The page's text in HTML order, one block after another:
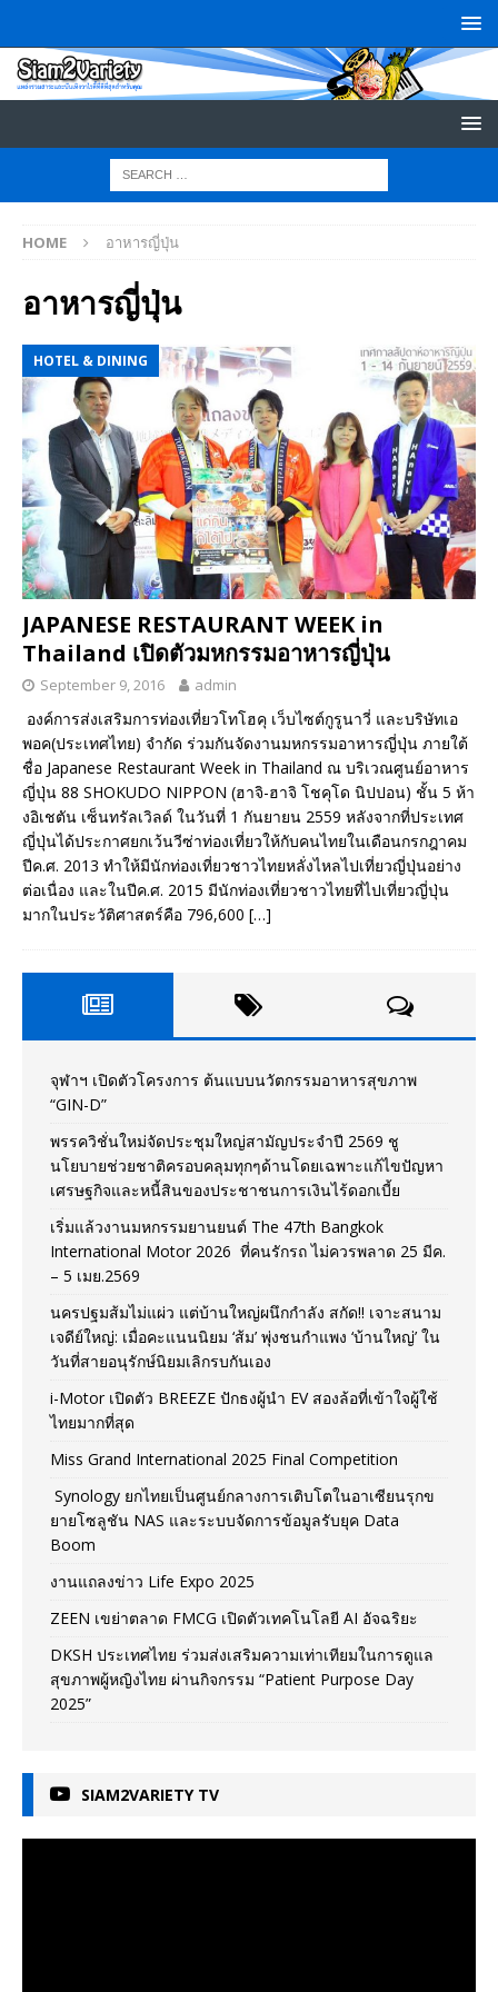
HOME อาหารญี่ปุ่น
อาหารญี่ปุ่น
HOTEL & DINING
JAPANESE RESTAURANT WEEK in
Thailand เปิดตัวมหกรรมอาหารญี่ปุ่น
September 9, 2016 admin
องค์การส่งเสริมการท่องเที่ยวโทโฮคุ เว็บไซต์กูรูนาวี่ และบริษัทเอ
พอค(ประเทศไทย) จำกัด ร่วมกันจัดงานมหกรรมอาหารญี่ปุ่น ภายใต้
ชื่อ Japanese Restaurant Week in Thailand ณ บริเวณศูนย์อาหาร
ญี่ปุ่น 88 SHOKUDO NIPPON (ฮาจิ-ฮาจิ โชคุโด นิปปอน) ชั้น 5 ห้า
งอิเชตัน เซ็นทรัลเวิลด์ ในวันที่ 1 กันยายน 2559 หลังจากที่ประเทศ
ญี่ปุ่นได้ประกาศยกเว้นวีซ่าท่องเที่ยวให้กับคนไทยในเดือนกรกฎาคม
ปีค.ศ. 2013 ทำให้มีนักท่องเที่ยวชาวไทยหลั่งไหลไปเที่ยวญี่ปุ่นอย่าง
ต่อเนื่อง และในปีค.ศ. 2015 มีนักท่องเที่ยวชาวไทยที่ไปเที่ยวญี่ปุ่น
มากในประวัติศาสตร์คือ 796,600 […]
จุฬาฯ เปิดตัวโครงการ ต้นแบบนวัตกรรมอาหารสุขภาพ
“GIN-D”
พรรควิชั่นใหม่จัดประชุมใหญ่สามัญประจำปี 2569 ชู
นโยบายช่วยชาติครอบคลุมทุกๆด้านโดยเฉพาะแก้ไขปัญหา
เศรษฐกิจและหนี้สินของประชาชนการเงินไร้ดอกเบี้ย
เริ่มแล้วงานมหกรรมยานยนต์ The 47th Bangkok
International Motor 2026 ที่คนรักรถ ไม่ควรพลาด 25 มีค.
– 5 เมย.2569
นครปฐมส้มไม่แผ่ว แต่บ้านใหญ่ผนึกกำลัง สกัด!! เจาะสนาม
เจดีย์ใหญ่: เมื่อคะแนนนิยม ‘ส้ม’ พุ่งชนกำแพง ‘บ้านใหญ่’ ใน
วันที่สายอนุรักษ์นิยมเลิกรบกันเอง
i-Motor เปิดตัว BREEZE ปักธงผู้นำ EV สองล้อที่เข้าใจผู้ใช้
ไทยมากที่สุด
Miss Grand International 2025 Final Competition
Synology ยกไทยเป็นศูนย์กลางการเติบโตในอาเซียนรุกข
ยายโซลูชัน NAS และระบบจัดการข้อมูลรับยุค Data
Boom
งานแถลงข่าว Life Expo 2025
ZEEN เขย่าตลาด FMCG เปิดตัวเทคโนโลยี AI อัจฉริยะ
DKSH ประเทศไทย ร่วมส่งเสริมความเท่าเทียมในการดูแล
สุขภาพผู้หญิงไทย ผ่านกิจกรรม “Patient Purpose Day
2025”
SIAM2VARIETY TV